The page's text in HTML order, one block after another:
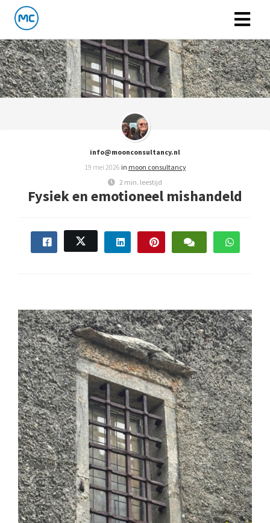
info@moonconsultancy.nl
19 mei 2026 in moon consultancy
2 min. leestijd
Fysiek en emotioneel mishandeld